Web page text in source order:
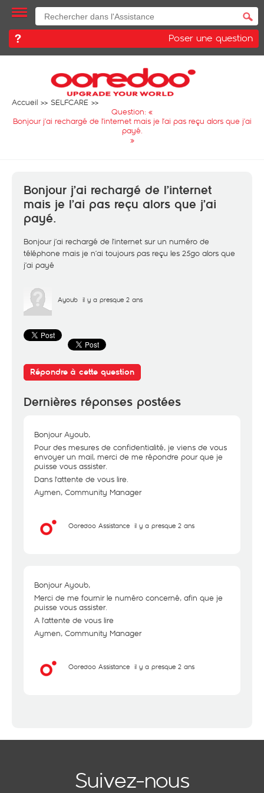
Poser une question
Accueil
SELFCARE
Question: «
Bonjour j’ai rechargé de l’internet mais je l’ai pas reçu alors que j’ai
payé.
»
Bonjour j’ai rechargé de l’internet
mais je l’ai pas reçu alors que j’ai
payé.
Bonjour j’ai rechargé de l’internet sur un numéro de
téléphone mais je n’ai toujours pas reçu les 25go alors que
j’ai payé
Ayoub il y a presque 2 ans
Répondre à cette question
Dernières réponses postées
Bonjour Ayoub,
Pour des mesures de confidentialité, je viens de vous
envoyer un mail, merci de me répondre pour que je
puisse vous assister.
Dans l'attente de vous lire.
Aymen, Community Manager
Ooredoo Assistance il y a presque 2 ans
Bonjour Ayoub,
Merci de me fournir le numéro concerné, afin que je
puisse vous assister.
A l'attente de vous lire
Aymen, Community Manager
Ooredoo Assistance il y a presque 2 ans
Suivez-nous